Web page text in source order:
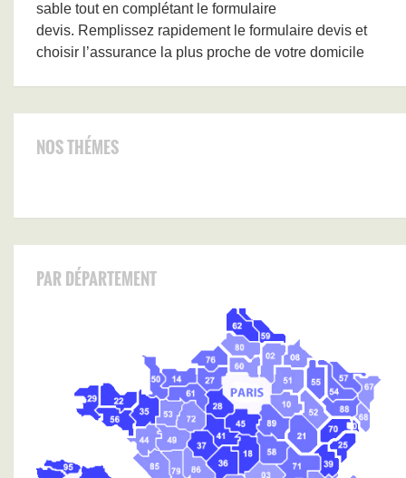
sable tout en complétant le formulaire
devis. Remplissez rapidement le formulaire devis et
choisir l’assurance la plus proche de votre domicile
NOS THÉMES
PAR DÉPARTEMENT